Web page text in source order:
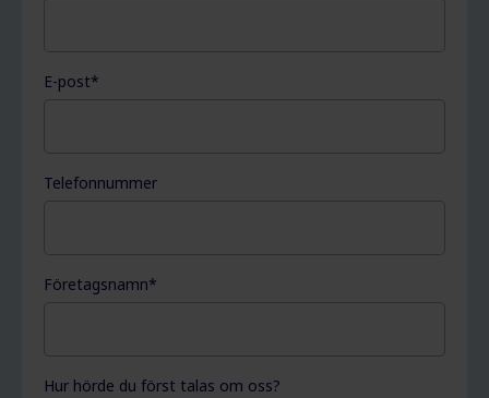
E-post*
Telefonnummer
Företagsnamn*
Hur hörde du först talas om oss?